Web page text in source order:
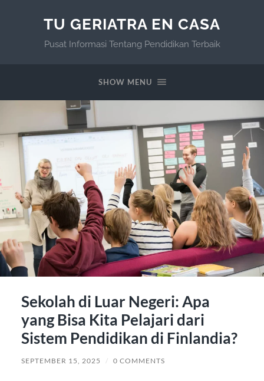
TU GERIATRA EN CASA
Pusat Informasi Tentang Pendidikan Terbaik
SHOW MENU
Sekolah di Luar Negeri: Apa
yang Bisa Kita Pelajari dari
Sistem Pendidikan di Finlandia?
SEPTEMBER 15, 2025 / 0 COMMENTS